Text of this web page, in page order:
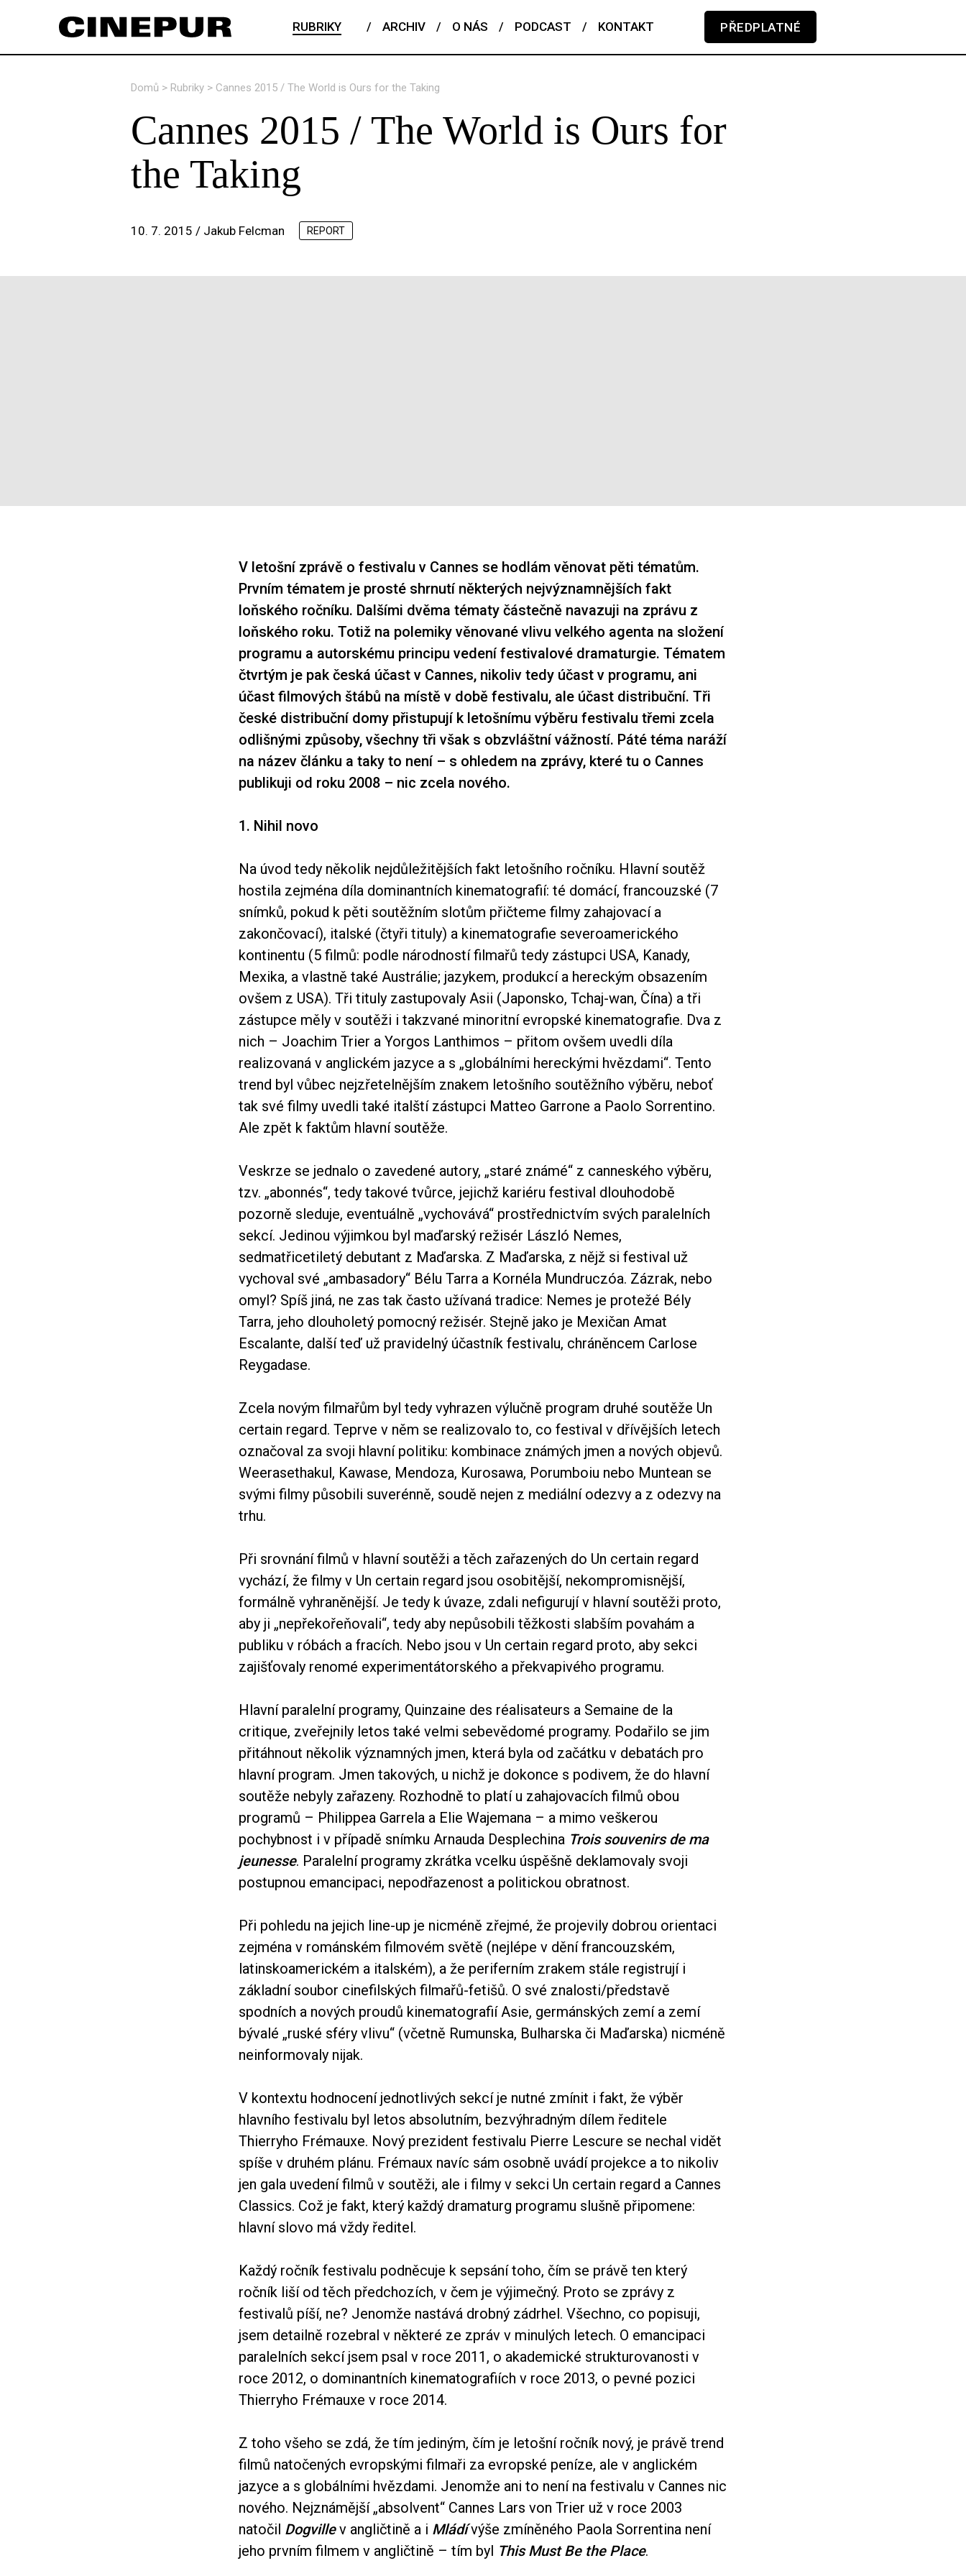
RUBRIKY / ARCHIV / O NÁS / PODCAST / KONTAKT PŘEDPLATNÉ
Domů > Rubriky > Cannes 2015 / The World is Ours for the Taking
Cannes 2015 / The World is Ours for
the Taking
10. 7. 2015 / Jakub Felcman REPORT
V letošní zprávě o festivalu v Cannes se hodlám věnovat pěti tématům.
Prvním tématem je prosté shrnutí některých nejvýznamnějších fakt
loňského ročníku. Dalšími dvěma tématy částečně navazuji na zprávu z
loňského roku. Totiž na polemiky věnované vlivu velkého agenta na složení
programu a autorskému principu vedení festivalové dramaturgie. Tématem
čtvrtým je pak česká účast v Cannes, nikoliv tedy účast v programu, ani
účast filmových štábů na místě v době festivalu, ale účast distribuční. Tři
české distribuční domy přistupují k letošnímu výběru festivalu třemi zcela
odlišnými způsoby, všechny tři však s obzvláštní vážností. Páté téma naráží
na název článku a taky to není – s ohledem na zprávy, které tu o Cannes
publikuji od roku 2008 – nic zcela nového.
1. Nihil novo
Na úvod tedy několik nejdůležitějších fakt letošního ročníku. Hlavní soutěž
hostila zejména díla dominantních kinematografií: té domácí, francouzské (7
snímků, pokud k pěti soutěžním slotům přičteme filmy zahajovací a
zakončovací), italské (čtyři tituly) a kinematografie severoamerického
kontinentu (5 filmů: podle národností filmařů tedy zástupci USA, Kanady,
Mexika, a vlastně také Austrálie; jazykem, produkcí a hereckým obsazením
ovšem z USA). Tři tituly zastupovaly Asii (Japonsko, Tchaj-wan, Čína) a tři
zástupce měly v soutěži i takzvané minoritní evropské kinematografie. Dva z
nich – Joachim Trier a Yorgos Lanthimos – přitom ovšem uvedli díla
realizovaná v anglickém jazyce a s „globálními hereckými hvězdami“. Tento
trend byl vůbec nejzřetelnějším znakem letošního soutěžního výběru, neboť
tak své filmy uvedli také italští zástupci Matteo Garrone a Paolo Sorrentino.
Ale zpět k faktům hlavní soutěže.
Veskrze se jednalo o zavedené autory, „staré známé“ z canneského výběru,
tzv. „abonnés“, tedy takové tvůrce, jejichž kariéru festival dlouhodobě
pozorně sleduje, eventuálně „vychovává“ prostřednictvím svých paralelních
sekcí. Jedinou výjimkou byl maďarský režisér László Nemes,
sedmatřicetiletý debutant z Maďarska. Z Maďarska, z nějž si festival už
vychoval své „ambasadory“ Bélu Tarra a Kornéla Mundruczóa. Zázrak, nebo
omyl? Spíš jiná, ne zas tak často užívaná tradice: Nemes je protežé Bély
Tarra, jeho dlouholetý pomocný režisér. Stejně jako je Mexičan Amat
Escalante, další teď už pravidelný účastník festivalu, chráněncem Carlose
Reygadase.
Zcela novým filmařům byl tedy vyhrazen výlučně program druhé soutěže Un
certain regard. Teprve v něm se realizovalo to, co festival v dřívějších letech
označoval za svoji hlavní politiku: kombinace známých jmen a nových objevů.
Weerasethakul, Kawase, Mendoza, Kurosawa, Porumboiu nebo Muntean se
svými filmy působili suverénně, soudě nejen z mediální odezvy a z odezvy na
trhu.
Při srovnání filmů v hlavní soutěži a těch zařazených do Un certain regard
vychází, že filmy v Un certain regard jsou osobitější, nekompromisnější,
formálně vyhraněnější. Je tedy k úvaze, zdali nefigurují v hlavní soutěži proto,
aby ji „nepřekořeňovali“, tedy aby nepůsobili těžkosti slabším povahám a
publiku v róbách a fracích. Nebo jsou v Un certain regard proto, aby sekci
zajišťovaly renomé experimentátorského a překvapivého programu.
Hlavní paralelní programy, Quinzaine des réalisateurs a Semaine de la
critique, zveřejnily letos také velmi sebevědomé programy. Podařilo se jim
přitáhnout několik významných jmen, která byla od začátku v debatách pro
hlavní program. Jmen takových, u nichž je dokonce s podivem, že do hlavní
soutěže nebyly zařazeny. Rozhodně to platí u zahajovacích filmů obou
programů – Philippea Garrela a Elie Wajemana – a mimo veškerou
pochybnost i v případě snímku Arnauda Desplechina Trois souvenirs de ma
jeunesse. Paralelní programy zkrátka vcelku úspěšně deklamovaly svoji
postupnou emancipaci, nepodřazenost a politickou obratnost.
Při pohledu na jejich line-up je nicméně zřejmé, že projevily dobrou orientaci
zejména v románském filmovém světě (nejlépe v dění francouzském,
latinskoamerickém a italském), a že periferním zrakem stále registrují i
základní soubor cinefilských filmařů-fetišů. O své znalosti/představě
spodních a nových proudů kinematografií Asie, germánských zemí a zemí
bývalé „ruské sféry vlivu“ (včetně Rumunska, Bulharska či Maďarska) nicméně
neinformovaly nijak.
V kontextu hodnocení jednotlivých sekcí je nutné zmínit i fakt, že výběr
hlavního festivalu byl letos absolutním, bezvýhradným dílem ředitele
Thierryho Frémauxe. Nový prezident festivalu Pierre Lescure se nechal vidět
spíše v druhém plánu. Frémaux navíc sám osobně uvádí projekce a to nikoliv
jen gala uvedení filmů v soutěži, ale i filmy v sekci Un certain regard a Cannes
Classics. Což je fakt, který každý dramaturg programu slušně připomene:
hlavní slovo má vždy ředitel.
Každý ročník festivalu podněcuje k sepsání toho, čím se právě ten který
ročník liší od těch předchozích, v čem je výjimečný. Proto se zprávy z
festivalů píší, ne? Jenomže nastává drobný zádrhel. Všechno, co popisuji,
jsem detailně rozebral v některé ze zpráv v minulých letech. O emancipaci
paralelních sekcí jsem psal v roce 2011, o akademické strukturovanosti v
roce 2012, o dominantních kinematografiích v roce 2013, o pevné pozici
Thierryho Frémauxe v roce 2014.
Z toho všeho se zdá, že tím jediným, čím je letošní ročník nový, je právě trend
filmů natočených evropskými filmaři za evropské peníze, ale v anglickém
jazyce a s globálními hvězdami. Jenomže ani to není na festivalu v Cannes nic
nového. Nejznámější „absolvent“ Cannes Lars von Trier už v roce 2003
natočil Dogvillev angličtině a i Mládívýše zmíněného Paola Sorrentina není
jeho prvním filmem v angličtině – tím byl This Must Be the Place.